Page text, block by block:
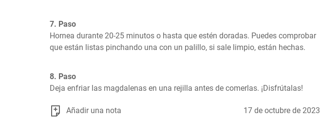
7. Paso
Hornea durante 20-25 minutos o hasta que estén doradas. Puedes comprobar
que están listas pinchando una con un palillo, si sale limpio, están hechas.
8. Paso
Deja enfriar las magdalenas en una rejilla antes de comerlas. ¡Disfrútalas!
Añadir una nota 17 de octubre de 2023